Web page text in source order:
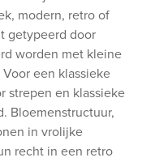
modern, retro of
getypeerd door
worden met kleine
een klassieke
strepen en klassieke
Bloemenstructuur,
in vrolijke
recht in een retro